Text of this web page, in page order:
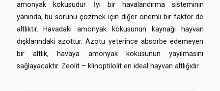
amonyak kokusudur. İyi bir havalandırma sisteminin
yanında, bu sorunu çözmek için diğer önemli bir faktör de
altlıktır. Havadaki amonyak kokusunun kaynağı hayvan
dışklarındaki azottur. Azotu yeterince absorbe edemeyen
bir altlık, havaya amonyak kokusunun yayılmasını
sağlayacaktır. Zeolit – klinoptilolit en ideal hayvan altlığıdır.